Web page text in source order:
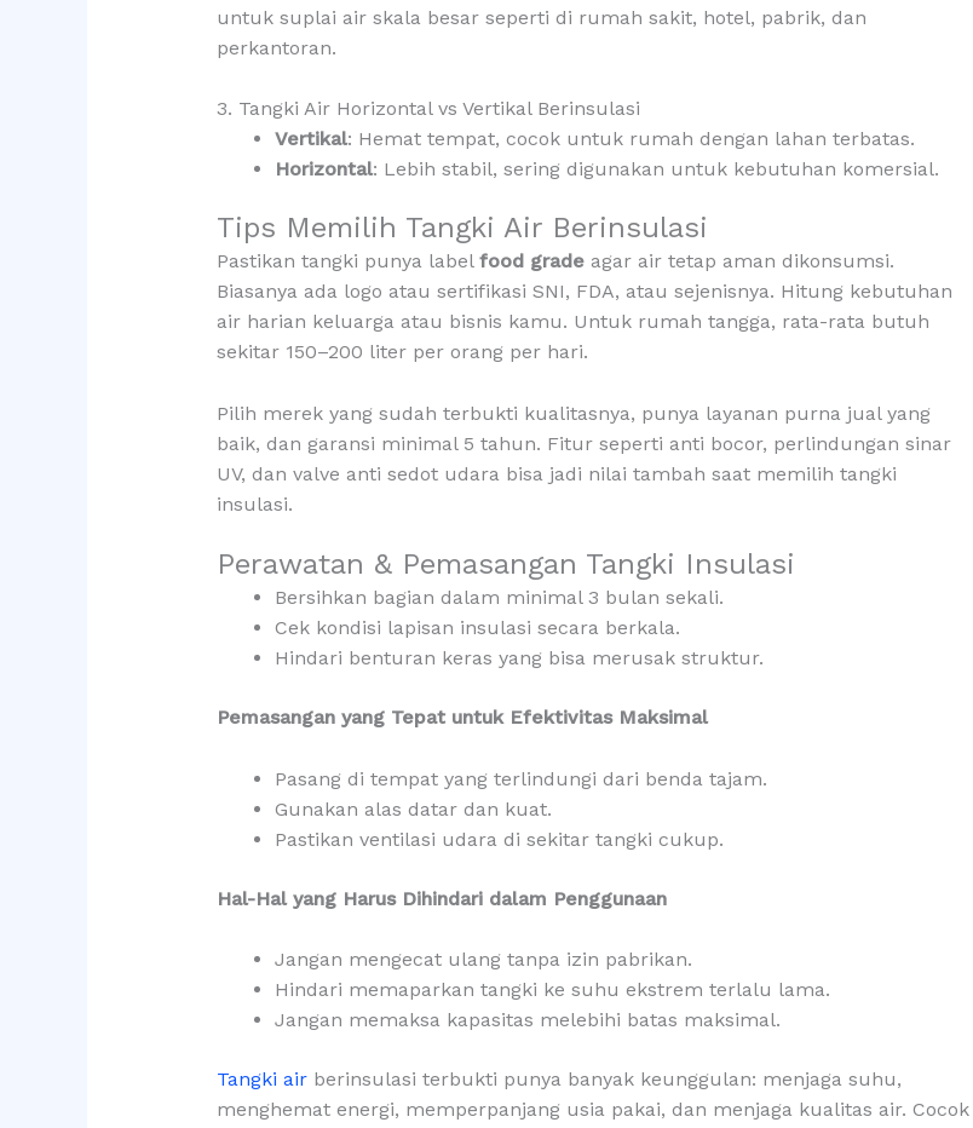
untuk suplai air skala besar seperti di rumah sakit, hotel, pabrik, dan
perkantoran.
3. Tangki Air Horizontal vs Vertikal Berinsulasi
Vertikal: Hemat tempat, cocok untuk rumah dengan lahan terbatas.
Horizontal: Lebih stabil, sering digunakan untuk kebutuhan komersial.
Tips Memilih Tangki Air Berinsulasi
Pastikan tangki punya label food gradeagar air tetap aman dikonsumsi.
Biasanya ada logo atau sertifikasi SNI, FDA, atau sejenisnya. Hitung kebutuhan
air harian keluarga atau bisnis kamu. Untuk rumah tangga, rata-rata butuh
sekitar 150–200 liter per orang per hari.
Pilih merek yang sudah terbukti kualitasnya, punya layanan purna jual yang
baik, dan garansi minimal 5 tahun. Fitur seperti anti bocor, perlindungan sinar
UV, dan valve anti sedot udara bisa jadi nilai tambah saat memilih tangki
insulasi.
Perawatan & Pemasangan Tangki Insulasi
Bersihkan bagian dalam minimal 3 bulan sekali.
Cek kondisi lapisan insulasi secara berkala.
Hindari benturan keras yang bisa merusak struktur.
Pemasangan yang Tepat untuk Efektivitas Maksimal
Pasang di tempat yang terlindungi dari benda tajam.
Gunakan alas datar dan kuat.
Pastikan ventilasi udara di sekitar tangki cukup.
Hal-Hal yang Harus Dihindari dalam Penggunaan
Jangan mengecat ulang tanpa izin pabrikan.
Hindari memaparkan tangki ke suhu ekstrem terlalu lama.
Jangan memaksa kapasitas melebihi batas maksimal.
Tangki airberinsulasi terbukti punya banyak keunggulan: menjaga suhu,
menghemat energi, memperpanjang usia pakai, dan menjaga kualitas air. Cocok